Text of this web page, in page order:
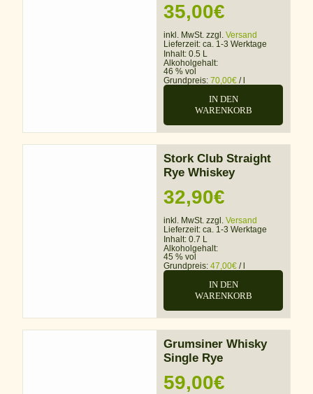
35,00€
inkl. MwSt. zzgl. Versand
Lieferzeit: ca. 1-3 Werktage
Inhalt: 0.5 L
Alkoholgehalt:
46 % vol
Grundpreis: 70,00€ /
IN DEN
WARENKORB
Stork Club Straight
Rye Whiskey
32,90€
inkl. MwSt. zzgl. Versand
Lieferzeit: ca. 1-3 Werktage
Inhalt: 0.7 L
Alkoholgehalt:
45 % vol
Grundpreis: 47,00€ /
IN DEN
WARENKORB
Grumsiner Whisky
Single Rye
59,00€